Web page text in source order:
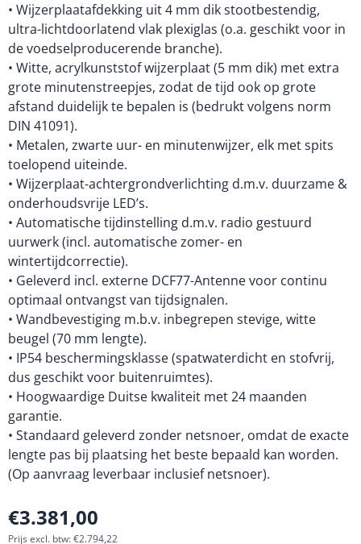
• Wijzerplaatafdekking uit 4 mm dik stootbestendig,
ultra-lichtdoorlatend vlak plexiglas (o.a. geschikt voor in
de voedselproducerende branche).
• Witte, acrylkunststof wijzerplaat (5 mm dik) met extra
grote minutenstreepjes, zodat de tijd ook op grote
afstand duidelijk te bepalen is (bedrukt volgens norm
DIN 41091).
• Metalen, zwarte uur- en minutenwijzer, elk met spits
toelopend uiteinde.
• Wijzerplaat-achtergrondverlichting d.m.v. duurzame &
onderhoudsvrije LED’s.
• Automatische tijdinstelling d.m.v. radio gestuurd
uurwerk (incl. automatische zomer- en
wintertijdcorrectie).
• Geleverd incl. externe DCF77-Antenne voor continu
optimaal ontvangst van tijdsignalen.
• Wandbevestiging m.b.v. inbegrepen stevige, witte
beugel (70 mm lengte).
• IP54 beschermingsklasse (spatwaterdicht en stofvrij,
dus geschikt voor buitenruimtes).
• Hoogwaardige Duitse kwaliteit met 24 maanden
garantie.
• Standaard geleverd zonder netsnoer, omdat de exacte
lengte pas bij plaatsing het beste bepaald kan worden.
(Op aanvraag leverbaar inclusief netsnoer).
€3.381,00
Prijs excl. btw:€2.794,22